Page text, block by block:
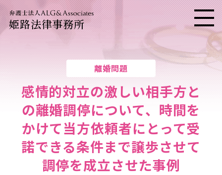
姫路法律事務所 メニ
離婚問題
感情的対立の激しい相手方と
の離婚調停について、時間を
かけて当方依頼者にとって受
諾できる条件まで譲歩させて
調停を成立させた事例